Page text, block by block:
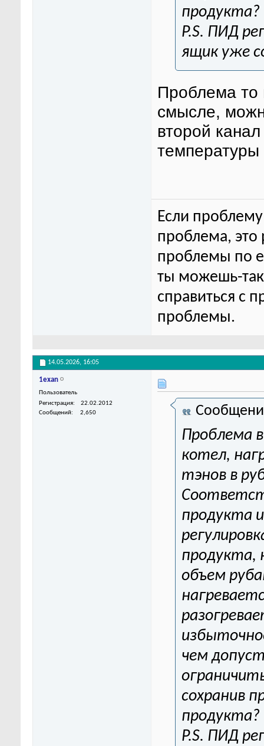
продукта?
P.S. ПИД
ящик уже
Проблема то
смысле,
второй
Если
проблема, это
проблемы по
ты можешь-
справиться с
проблемы.
14.05.2026, 16:05
1exan
Пользователь
Регистрация
22.02.2012
Сообщений
2,650
Проблема
котел,
тэнов в
продукта
продукта,
объем
чем
сохранив
продукта?
P.S. ПИД